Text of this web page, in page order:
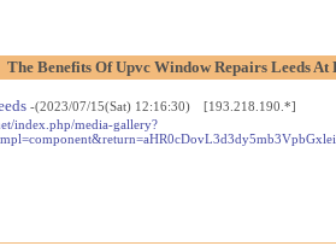
The Benefits Of Upvc Window Repairs Leeds
-(2023/07/15(Sat) 12:16:30) [193.218.190.*]
index.php/media-gallery?